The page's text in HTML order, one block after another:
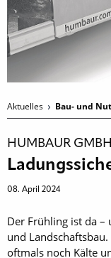
Aktuelles Bau- und
HUMBAUR GMBH
08. April 2024
Der Frühling ist da
und
oftmals noch Kälte